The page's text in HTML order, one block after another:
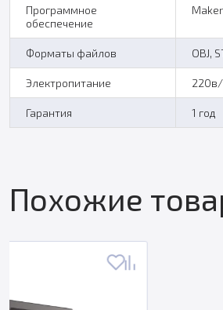
Программное
обеспечение
Форматы файлов OBJ,
Электропитание 220в/
Гарантия 1 год
Похожие